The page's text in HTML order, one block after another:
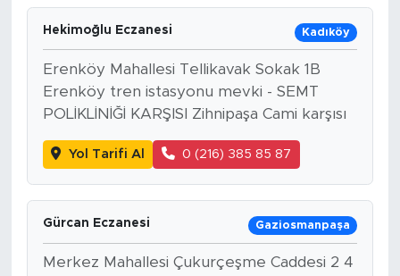
Hekimoğlu Eczanesi Kadıköy
Erenköy Mahallesi Tellikavak Sokak 1B
Erenköy tren istasyonu mevki - SEMT
POLİKLİNİĞİ KARŞISI Zihnipaşa Cami karşısı
Yol Tarifi Al 0 (216) 385 85 87
Gürcan Eczanesi Gaziosmanpaşa
Merkez Mahallesi Çukurçeşme Caddesi 2 4